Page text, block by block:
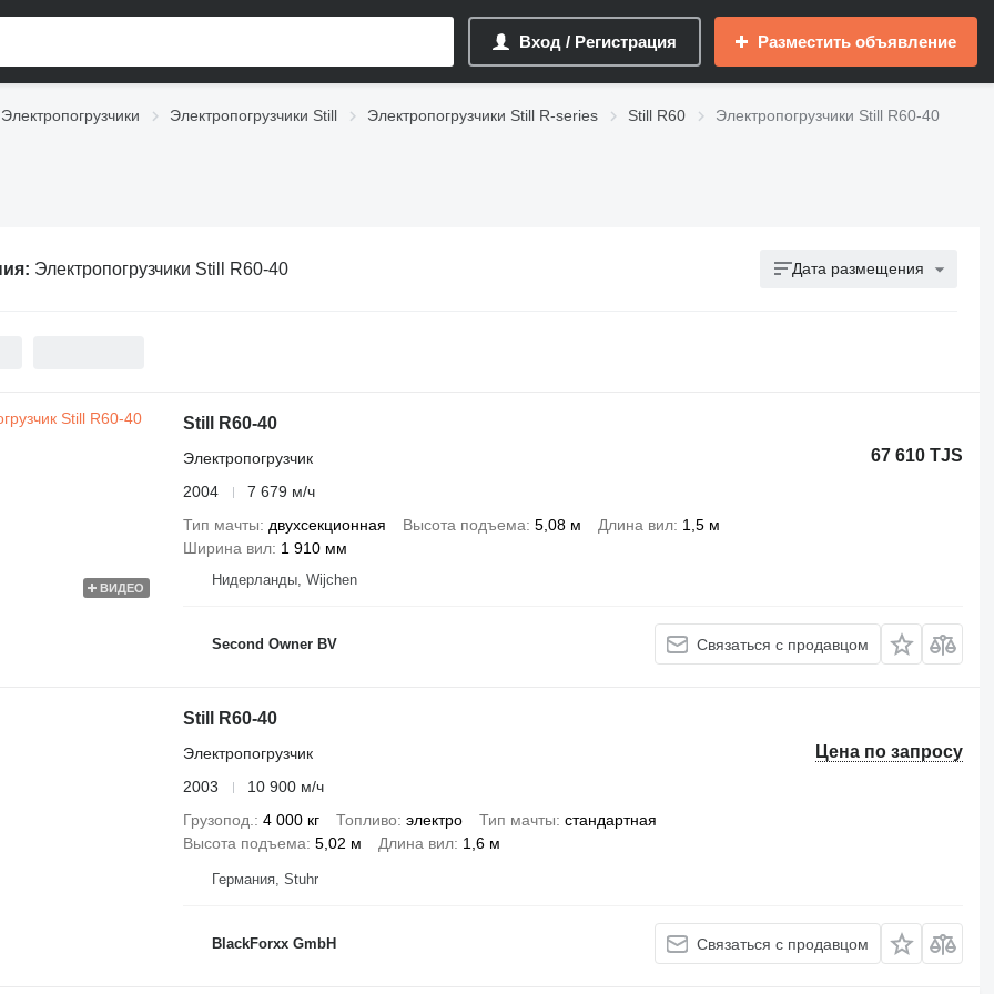
Вход / Регистрация Разместить объявление
Электропогрузчики Электропогрузчики Still Электропогрузчики Still R-series Still R60 Электропогрузчики Still R60-40
Электропогрузчики Still R60-40 Дата размещения
ВИДЕО
Still R60-40
67 610 TJS
Электропогрузчик
2004
7 679 м/ч
Тип мачты
двухсекционная Высота подъема 5,08 м Длина вил 1,5 м
Ширина вил 1 910 мм
Нидерланды, Wijchen
Second Owner BV Связаться с продавцом
Still R60-40
Цена по запросу
Электропогрузчик
2003
10 900 м/ч
Грузопод.
4 000 кг Топливо электро Тип мачты стандартная
Высота подъема 5,02 м Длина вил 1,6 м
Германия, Stuhr
BlackForxx GmbH Связаться с продавцом